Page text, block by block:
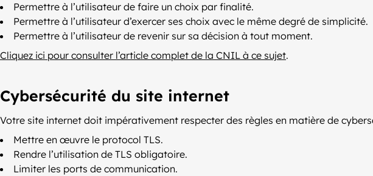
Permettre à l’utilisateur de faire un choix par finalité.
Permettre à l’utilisateur d’exercer ses choix avec le même degré de simplicité.
Permettre à l’utilisateur de revenir sur sa décision à tout moment.
Cliquez ici pour consulter l’article complet de la CNIL à ce sujet.
Cybersécurité du site internet
Votre site internet doit impérativement respecter des règles en matière de
Mettre en œuvre le protocol TLS.
Rendre l’utilisation de TLS obligatoire.
Limiter les ports de communication.